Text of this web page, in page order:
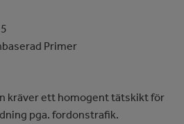
Primer
kräver ett homogent tätskikt för
pga. fordonstrafik.